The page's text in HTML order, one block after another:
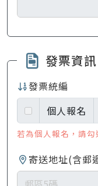
發票資訊
發票統編
個人報名
若為個人報名，請
寄送地址(含郵